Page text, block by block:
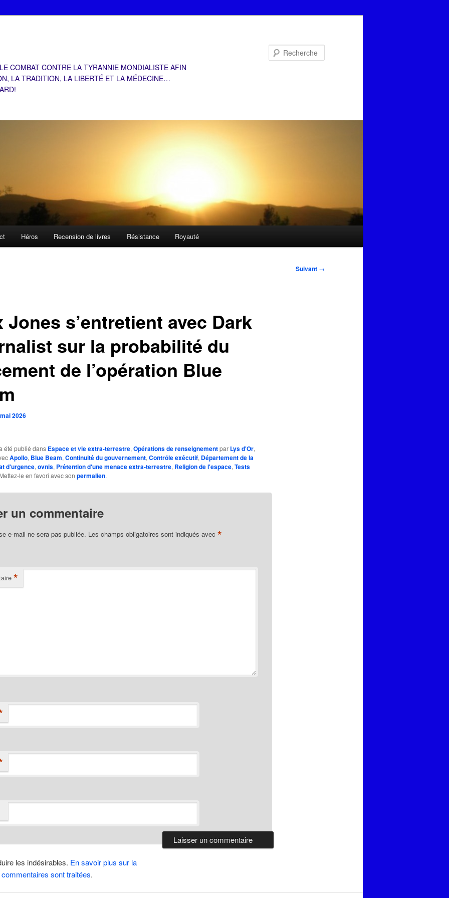
COMBAT CONTRE LA TYRANNIE MONDIALISTE AFIN
LA TRADITION, LA LIBERTÉ ET LA MÉDECINE…
Héros Recension de livres Résistance Royauté
Suivant →
Jones s’entretient avec Dark
sur la probabilité du
de l’opération Blue
2026
été publié dans Espace et vie extra-terrestre,Opérations de renseignementpar Lys d'Or,
Apollo, Blue Beam,Continuité du gouvernement,Contrôle exécutif, Département de la
d'urgence,ovnis, Prétention d'une menace extra-terrestre, Religion de l'espace,Tests
le en favori avec son permalien.
un commentaire
e-mail ne sera pas publiée. Les champs obligatoires sont indiqués avec *
*
les indésirables. En savoir plus sur la
sont traitées.